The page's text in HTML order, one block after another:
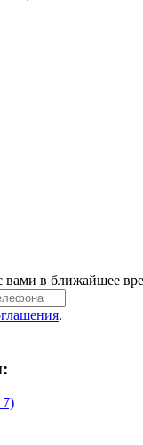
вами в ближайшее
.